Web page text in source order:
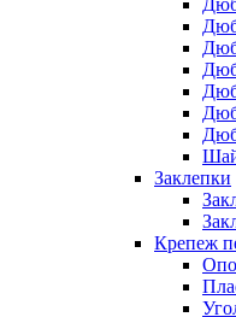
Заклепки
Крепеж